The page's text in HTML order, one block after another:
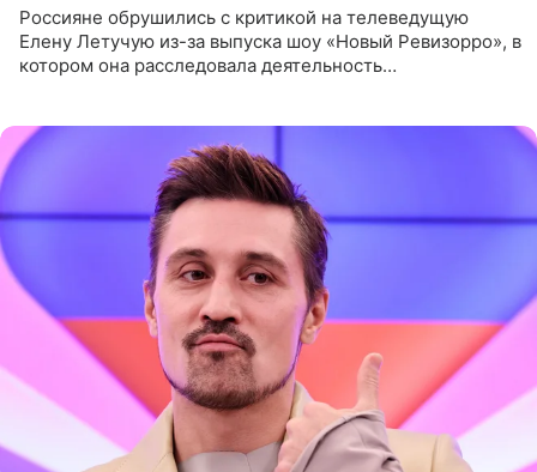
Россияне обрушились с критикой на телеведущую
Елену Летучую из-за выпуска шоу «Новый Ревизорро», в
котором она расследовала деятельность